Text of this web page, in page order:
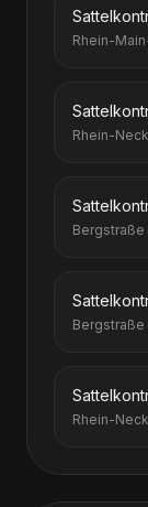
Rhein-
Rhein-
Bergstraße
Bergstraße
Rhein-